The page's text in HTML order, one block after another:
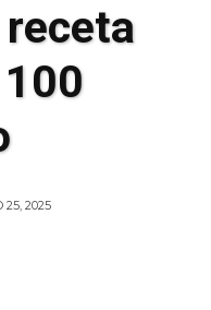
receta
25, 2025